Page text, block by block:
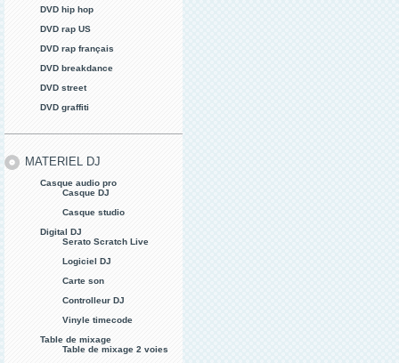
DVD hip hop
DVD rap US
DVD rap français
DVD breakdance
DVD street
DVD graffiti
MATERIEL DJ
Casque audio pro
Casque DJ
Casque studio
Digital DJ
Serato Scratch Live
Logiciel DJ
Carte son
Controlleur DJ
Vinyle timecode
Table de mixage
Table de mixage 2 voies